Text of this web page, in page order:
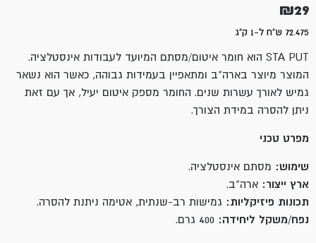
₪29
72.475 ש"ח ל-1 ק"ג
STA PUT הוא חומר איטום/מסתם המיועד לעבודות אינסטלציה.
המוצר מיוצר בארה"ב ומתאפיין בעמידות גבוהה, כאשר הוא נשאר
גמיש לאורך עשרות שנים. החומר מספק איטום יעיל, אך עם זאת
ניתן להסרה במידת הצורך.
מפרט טכני
שימוש: מסתם אינסטלציה.
ארץ ייצור: ארה"ב.
תכונות פיזיקליות: גמישות רב-שנתית, אטימה ניתנת להסרה.
נפח/משקל ליחידה: